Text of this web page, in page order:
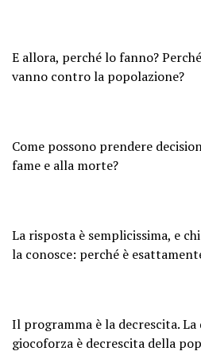
E allora, perché lo fanno?
vanno contro la popolazione?
Come possono prendere
fame e alla morte?
La risposta è semplicissima, e
la conosce: perché è
Il programma è la decrescita. La
giocoforza è decrescita della